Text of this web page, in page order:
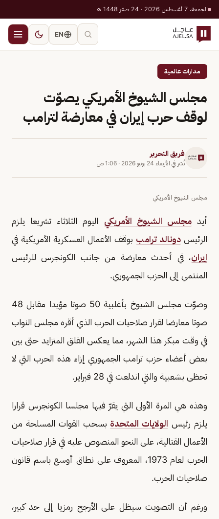
الجمعة، 7 أغسطس 2026 · 24 صفر 1448 هـ
EN
مدارات عالمية
مجلس الشيوخ الأمريكي يصوّت
لوقف حرب إيران في معارضة لترامب
فريق التحرير
نُشر في الأربعاء 24 يونيو 2026 · 1:06 ص
مجلس الشيوخ الأمريكي
أيدمجلس الشيوخ الأمريكي اليوم الثلاثاء تشريعا يلزم
الرئيسدونالد ترامب بوقف الأعمال العسكرية الأمريكية في
إيران، في أحدث معارضة من جانب الكونجرس للرئيس
المنتمي إلى الحزب الجمهوري.
وصوّت مجلس الشيوخ بأغلبية 50 صوتا مؤيدا مقابل 48
صوتا معارضا لقرار صلاحيات الحرب الذي أقره مجلس النواب
في وقت مبكر هذا الشهر، مما يعكس القلق المتزايد حتى بين
بعض أعضاء حزب ترامب الجمهوري إزاء هذه الحرب التي لا
تحظى بشعبية والتي اندلعت في 28 فبراير.
وهذه هي المرة الأولى التي يقرّ فيها مجلسا الكونجرس قرارا
يلزم رئيس الولايات المتحدة بسحب القوات المسلحة من
الأعمال القتالية، على النحو المنصوص عليه في قرار صلاحيات
الحرب لعام 1973، المعروف على نطاق أوسع باسم قانون
صلاحيات الحرب.
ورغم أن التصويت سيظل على الأرجح رمزيا إلى حد كبير،